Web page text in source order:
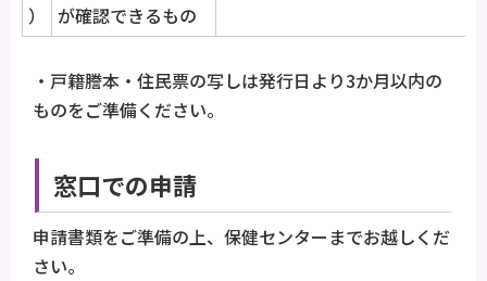
）
が確認できるもの
・戸籍謄本・住民票の写しは発行日より3か月以内の
ものをご準備ください。
窓口での申請
申請書類をご準備の上、保健センターまでお越しくだ
さい。